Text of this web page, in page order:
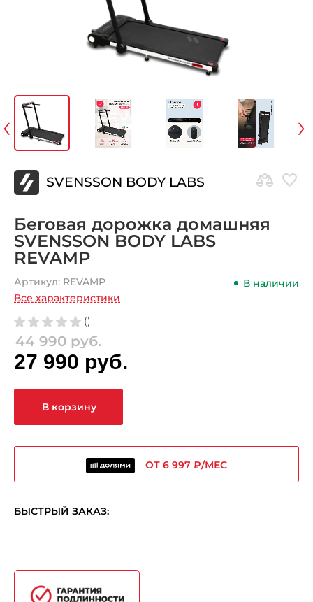
‹ ›
SVENSSON BODY LABS
Беговая дорожка домашняя
SVENSSON BODY LABS
REVAMP
Артикул: REVAMP
В наличии
Все характеристики
()
44 990 руб.
27 990 руб.
В корзину
ОТ 6 997 ₽/МЕС
БЫСТРЫЙ ЗАКАЗ: